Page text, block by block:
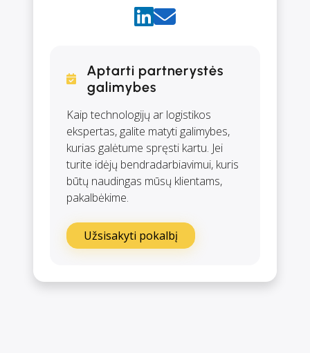
Aptarti partnerystės
galimybes
Kaip technologijų ar logistikos
ekspertas, galite matyti galimybes,
kurias galėtume spręsti kartu. Jei
turite idėjų bendradarbiavimui, kuris
būtų naudingas mūsų klientams,
pakalbėkime.
Užsisakyti pokalbį